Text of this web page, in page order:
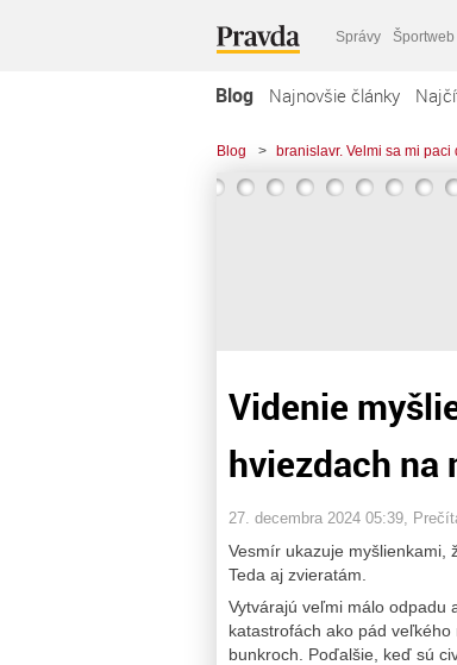
Správy Športweb
Blog Najnovšie články
Blog > branislavr. Velmi sa mi
Videnie
hviezdach na
27. decembra 2024 05:39 ,
Vesmír ukazuje myšlienkami,
Teda aj zvieratám.
Vytvárajú veľmi málo odpadu
katastrofách ako pád
bunkroch. Poďalšie, keď sú